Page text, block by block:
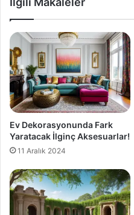
Ev Dekorasyonunda Fark
Yaratacak İlginç Aksesuarlar!
11 Aralık 2024